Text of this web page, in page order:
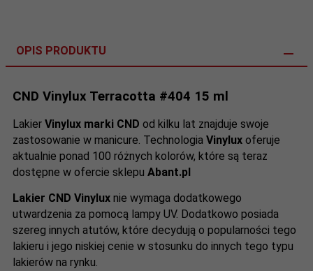
OPIS PRODUKTU
CND Vinylux Terracotta #404 15 ml
Lakier Vinylux marki CND od kilku lat znajduje swoje
zastosowanie w manicure. Technologia Vinylux oferuje
aktualnie ponad 100 różnych kolorów, które są teraz
dostępne w ofercie sklepu Abant.pl
Lakier CND Vinylux nie wymaga dodatkowego
utwardzenia za pomocą lampy UV. Dodatkowo posiada
szereg innych atutów, które decydują o popularności tego
lakieru i jego niskiej cenie w stosunku do innych tego typu
lakierów na rynku.